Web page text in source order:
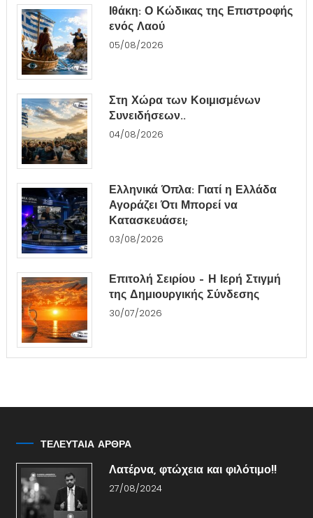
Ιθάκη: Ο Κώδικας της Επιστροφής
ενός Λαού
05/08/2026
Στη Χώρα των Κοιμισμένων
Συνειδήσεων..
04/08/2026
Ελληνικά Όπλα: Γιατί η Ελλάδα
Αγοράζει Ότι Μπορεί να
Κατασκευάσει;
03/08/2026
Επιτολή Σειρίου – Η Ιερή Στιγμή
της Δημιουργικής Σύνδεσης
30/07/2026
ΤΕΛΕΥΤΑΙΑ ΑΡΘΡΑ
Λατέρνα, φτώχεια και φιλότιμο!!
27/08/2024